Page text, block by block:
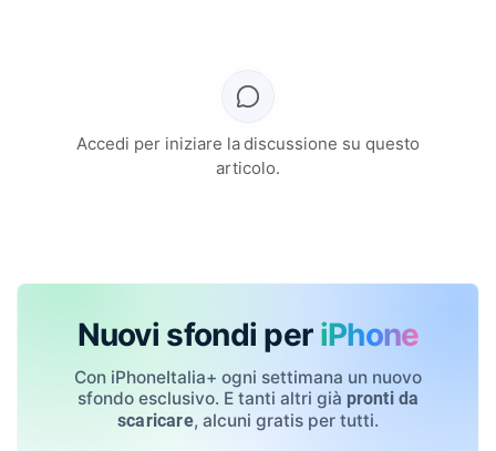
Accedi per iniziare la discussione su questo
articolo.
Nuovi sfondi per iPhone
Con iPhoneItalia+ ogni settimana un nuovo
sfondo esclusivo. E tanti altri già pronti da
scaricare, alcuni gratis per tutti.